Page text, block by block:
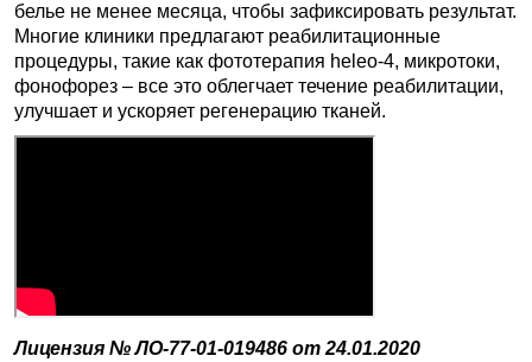
белье не менее месяца, чтобы зафиксировать результат.
Многие клиники предлагают реабилитационные
процедуры, такие как фототерапия heleo-4, микротоки,
фонофорез – все это облегчает течение реабилитации,
улучшает и ускоряет регенерацию тканей.
Лицензия № ЛО-77-01-019486 от 24.01.2020